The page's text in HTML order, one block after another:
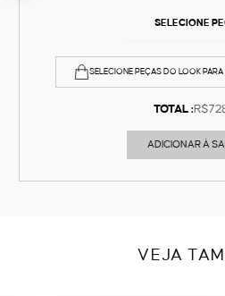
SELECIONE
SELECIONE PEÇAS DO LOOK
TOTAL :
ADICIONAR À
VEJA